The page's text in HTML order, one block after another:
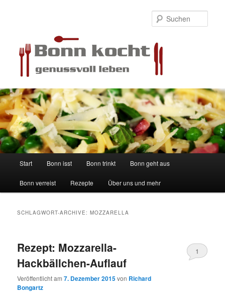
Zum
Inhalt
Zum
sekundären
Start Bonn isst Bonn trinkt Bonn geht aus
Bonn verreist Rezepte Über uns und mehr
SCHLAGWORT-ARCHIVE:MOZZARELLA
Rezept: Mozzarella-
Hackbällchen-Auflauf
Veröffentlicht am7. Dezember 2015von Richard
Bongartz
1